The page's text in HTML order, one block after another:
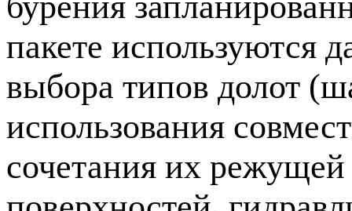
пакете используются
выбора типов долот
использования
сочетания их